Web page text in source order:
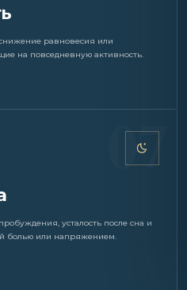
равновесия или
на повседневную активность.
усталость после сна и
болью или напряжением.